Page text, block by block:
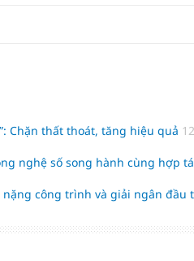
Chặn thất thoát, tăng hiệu quả
nghệ số song hành cùng hợp
công trình và giải ngân đầu